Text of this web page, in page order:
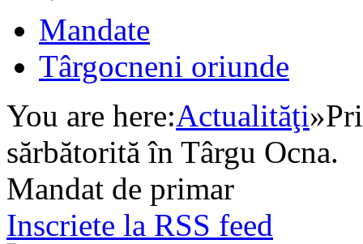
Mandate
Târgocneni oriunde
You are here:Actualităţi»
sărbătorită în Târgu Ocna.
Mandat de primar
Inscriete la RSS feed